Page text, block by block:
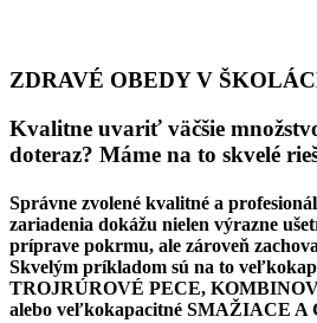
ZDRAVÉ OBEDY V
Kvalitne uvariť väčšie
doteraz? Máme na to skvelé
Správne zvolené kvalitné a
zariadenia dokážu nielen výrazne
príprave pokrmu, ale zároveň
Skvelým príkladom sú na to
TROJRÚROVÉ PECE,
alebo veľkokapacitné SMAŽIACE